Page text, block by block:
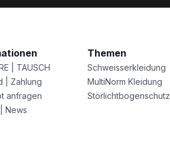
| TAUSCH
| Zahlung
anfragen
News
Themen
Schweisserkleidung
MultiNorm Kleidung
Störlichtbogenschutz